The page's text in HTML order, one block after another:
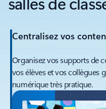
Centralisez vos
Organisez vos supports de
vos élèves et vos collègues
numérique très pratique.